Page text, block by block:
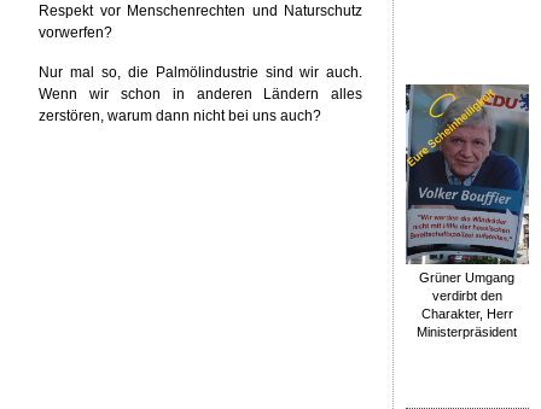
Respekt vor Menschenrechten und Naturschutz
vorwerfen?
Nur mal so, die Palmölindustrie sind wir auch.
Wenn wir schon in anderen Ländern alles
zerstören, warum dann nicht bei uns auch?
Grüner Umgang
verdirbt den
Charakter, Herr
Ministerpräsident